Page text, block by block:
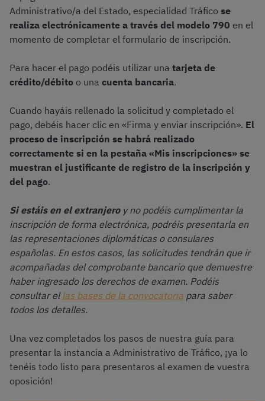
Administrativo/a del Estado, especialidad Tráfico se
realiza electrónicamente a través del modelo 790 en el
momento de completar el formulario de inscripción.
Para hacer el pago podéis utilizar una tarjeta de
crédito/débito o una cuenta bancaria.
Cuando hayáis rellenado la solicitud y completado el
pago, debéis hacer clic en «Firma y enviar inscripción». El
proceso de inscripción se habrá realizado
correctamente si en la pestaña «Mis inscripciones» se
muestran el justificante de registro de la inscripción y
del pago.
Si estáis en el extranjeroy no podéis cumplimentar la
inscripción de forma electrónica, podréis presentarla en
las representaciones diplomáticas o consulares
españolas. En estos casos, las solicitudes tendrán que ir
acompañadas del comprobante bancario que demuestre
haber ingresado los derechos de examen. Podéis
consultar ellas bases de la convocatoria para saber
todos los detalles.
Una vez completados los pasos de nuestra guía para
presentar la instancia a Administrativo de Tráfico, ¡ya lo
tenéis todo listo para presentaros al examen de vuestra
oposición!